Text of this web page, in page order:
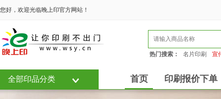
您好，欢迎光临晚上印官方网站！
热门搜索： 名片印刷 宣
全部印品分类 首页 印刷报价下单